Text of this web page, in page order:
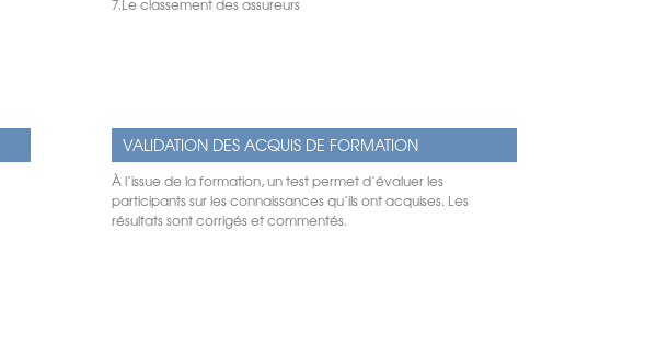
VALIDATION DES ACQUIS DE FORMATION
À l’issue de la formation, un test permet d’évaluer les
participants sur les connaissances qu’ils ont acquises. Les
résultats sont corrigés et commentés.